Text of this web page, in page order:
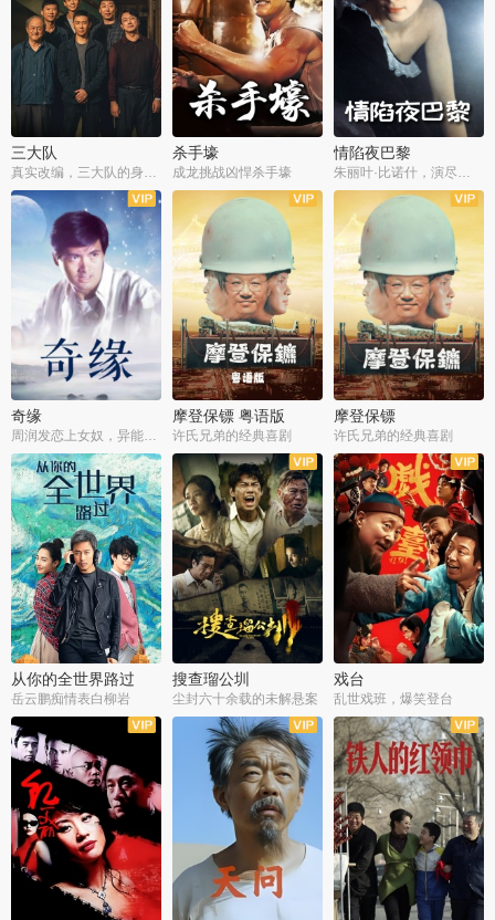
三大队 杀手壕
成龙挑战凶悍杀手壕
情陷夜巴黎
奇缘
周润发恋上女奴，异能护体战邪派
摩登保镖 粤语版
许氏兄弟的经典喜剧
摩登保镖
许氏兄弟的经典喜剧
从你的全世界路过
岳云鹏痴情表白柳岩
搜查瑠公圳
尘封六十余载的未解悬案
戏台
乱世戏班，爆笑登台